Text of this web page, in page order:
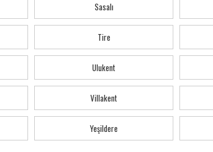
Sasalı
Tire
Ulukent
Villakent
Yeşildere